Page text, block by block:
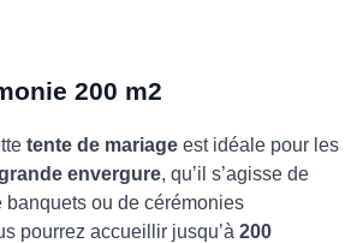
200 m2
tente de mariage est idéale pour les
envergure, qu’il s’agisse de
banquets ou de cérémonies
pourrez accueillir jusqu’à 200